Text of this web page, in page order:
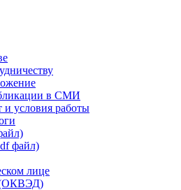
в СМИ
условия работы
файл)
лице
(ОКВЭД)